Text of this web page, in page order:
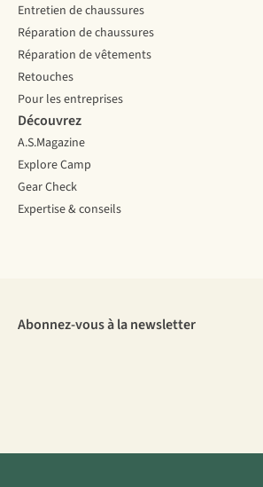
Entretien de chaussures
Réparation de chaussures
Réparation de vêtements
Retouches
Pour les entreprises
Découvrez
A.S.Magazine
Explore Camp
Gear Check
Expertise & conseils
Abonnez-vous à la newsletter